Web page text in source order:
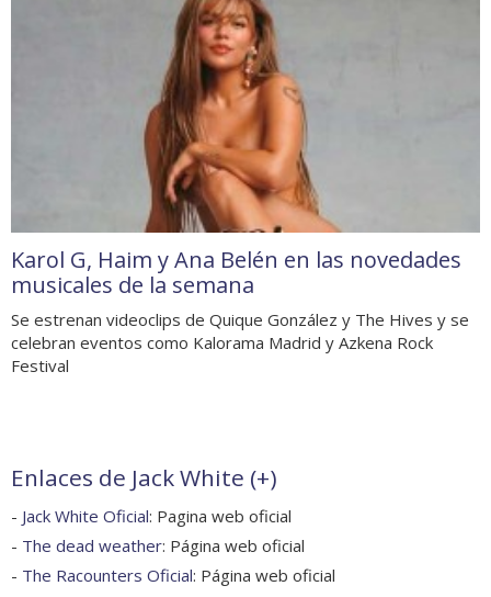
Karol G, Haim y Ana Belén en las novedades
musicales de la semana
Se estrenan videoclips de Quique González y The Hives y se
celebran eventos como Kalorama Madrid y Azkena Rock
Festival
Enlaces de Jack White (+)
- Jack White Oficial: Pagina web oficial
- The dead weather: Página web oficial
- The Racounters Oficial: Página web oficial